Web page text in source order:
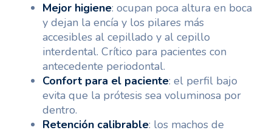
Mejor higiene: ocupan poca altura en boca
y dejan la encía y los pilares más
accesibles al cepillado y al cepillo
interdental. Crítico para pacientes con
antecedente periodontal.
Confort para el paciente: el perfil bajo
evita que la prótesis sea voluminosa por
dentro.
Retención calibrable: los machos de